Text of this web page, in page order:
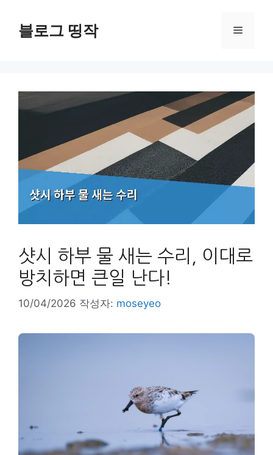
블로그 띵작 메
샷시 하부 물 새는 수리, 이대로
방치하면 큰일 난다!
10/04/2026 작성자: moseyeo